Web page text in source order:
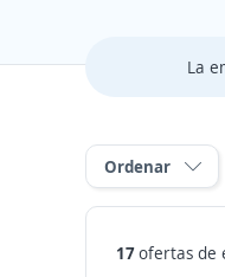
La
Ordenar
17ofertas de